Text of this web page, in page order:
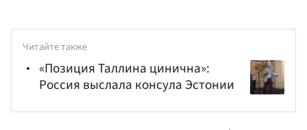
Читайте также
«Позиция Таллина цинична»:
Россия выслала консула Эстонии